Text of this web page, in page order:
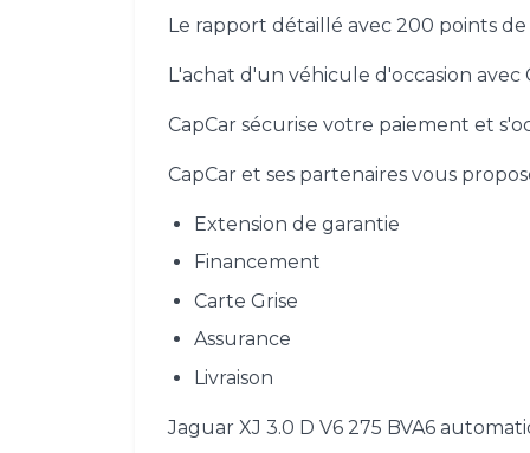
Le rapport détaillé avec 200 points
L'achat d'un véhicule d'occasion avec
CapCar sécurise votre paiement et
CapCar et ses partenaires vous
Extension de garantie
Financement
Carte Grise
Assurance
Livraison
Jaguar XJ 3.0 D V6 275 BVA6